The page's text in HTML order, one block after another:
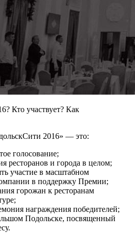
Кто участвует? Как
2016» — это:
голосование;
ресторанов и города в целом;
участие в масштабном
в поддержку Премии;
горожан к ресторанам
награждения победителей;
Подольске, посвященный